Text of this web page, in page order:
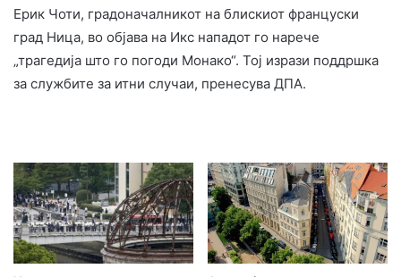
Ерик Чоти, градоначалникот на блискиот француски
град Ница, во објава на Икс нападот го нарече
„трагедија што го погоди Монако“. Тој изрази поддршка
за службите за итни случаи, пренесува ДПА.